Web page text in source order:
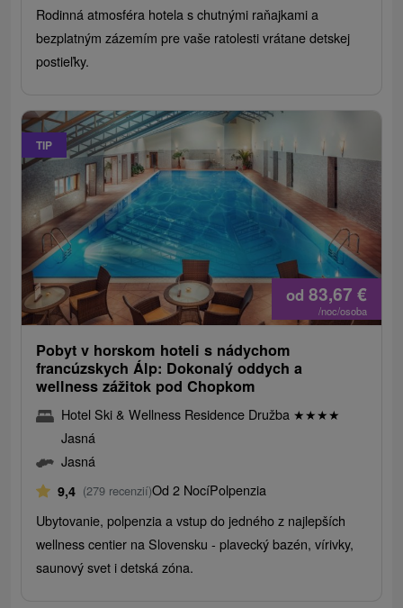
Rodinná atmosféra hotela s chutnými raňajkami a
bezplatným zázemím pre vaše ratolesti vrátane detskej
postieľky.
TIP
od 83,67 €
/noc/osoba
Pobyt v horskom hoteli s nádychom
francúzskych Álp: Dokonalý oddych a
wellness zážitok pod Chopkom
Hotel Ski & Wellness Residence Družba ★★★★
Jasná
Jasná
9,4 (279 recenzií)Od 2 NocíPolpenzia
Ubytovanie, polpenzia a vstup do jedného z najlepších
wellness centier na Slovensku - plavecký bazén, vírivky,
saunový svet i detská zóna.